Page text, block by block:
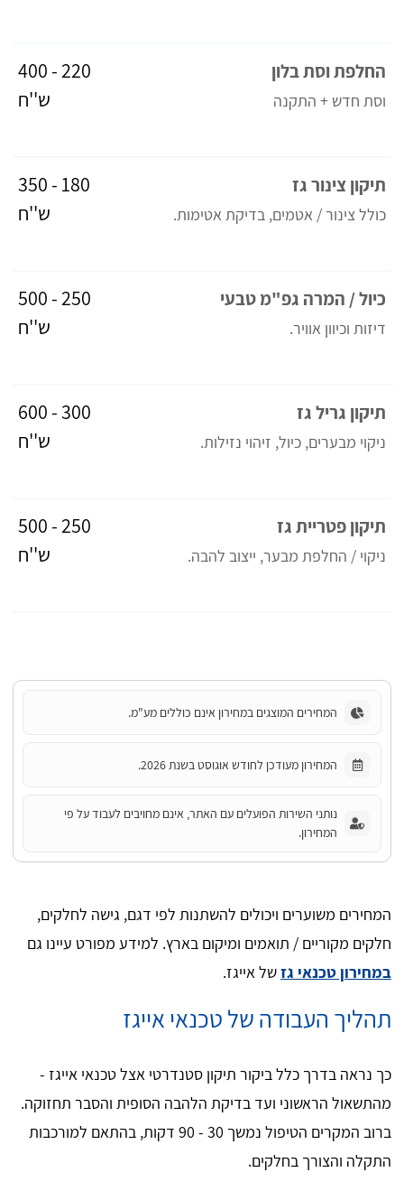
החלפת וסת בלון
וסת חדש + התקנה
220 - 400
ש''ח
תיקון צינור גז
כולל צינור / אטמים, בדיקת אטימות.
180 - 350
ש''ח
כיול / המרה גפ"מ טבעי
דיזות וכיוון אוויר.
250 - 500
ש''ח
תיקון גריל גז
ניקוי מבערים, כיול, זיהוי נזילות.
300 - 600
ש''ח
תיקון פטריית גז
ניקוי / החלפת מבער, ייצוב להבה.
250 - 500
ש''ח
המחירים המוצגים במחירון אינם כוללים מע"מ.
המחירון מעודכן לחודש אוגוסט בשנת 2026.
נותני השירות הפועלים עם האתר, אינם מחויבים לעבוד על פי
המחירון.
המחירים משוערים ויכולים להשתנות לפי דגם, גישה לחלקים,
חלקים מקוריים / תואמים ומיקום בארץ. למידע מפורט עיינו גם
במחירון טכנאי גזשל אייגז.
תהליך העבודה של טכנאי אייגז
כך נראה בדרך כלל ביקור תיקון סטנדרטי אצל טכנאי אייגז -
מהתשאול הראשוני ועד בדיקת הלהבה הסופית והסבר תחזוקה.
ברוב המקרים הטיפול נמשך 30 - 90 דקות, בהתאם למורכבות
התקלה והצורך בחלקים.